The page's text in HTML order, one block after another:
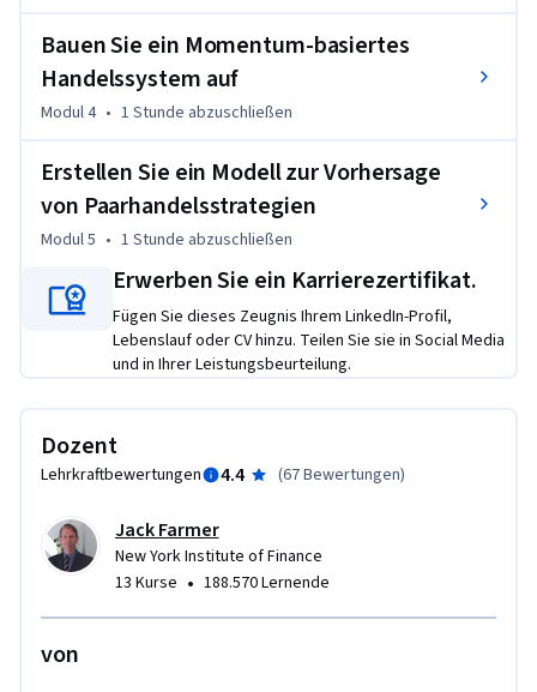
wird empfohlen. Sie sollten über Hintergrundwissen in
Statistik (Erwartungswerte und Standardabweichung,
Gaußsche Verteilungen, höhere Momente,
Wahrscheinlichkeit, lineare Regressionen) und
Derivate, Marktstruktur, Hedging) verfügen.
Bauen Sie ein Momentum-basiertes
Handelssystem auf
Modul 4 • 1 Stunde abzuschließen
Erstellen Sie ein Modell zur Vorhersage
von Paarhandelsstrategien
Modul 5 • 1 Stunde abzuschließen
Erwerben Sie ein Karrierezertifikat.
Fügen Sie dieses Zeugnis Ihrem LinkedIn-Profil,
Lebenslauf oder CV hinzu. Teilen Sie sie in Social Media
und in Ihrer Leistungsbeurteilung.
Dozent
Lehrkraftbewertungen 4.4 (67 Bewertungen)
Jack Farmer
New York Institute of Finance
13 Kurse • 188.570 Lernende
von